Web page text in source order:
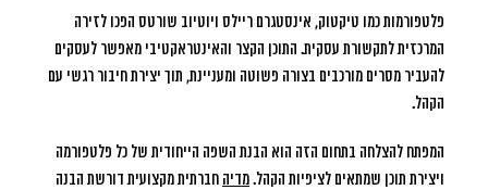
פלטפורמות כמו טיקטוק, אינסטגרם ריילס ויוטיוב שורטס הפכו לזירה
המרכזית לתקשורת עסקית. התוכן הקצר והאינטראקטיבי מאפשר לעסקים
להעביר מסרים מורכבים בצורה פשוטה ומעניינת, תוך יצירת חיבור רגשי עם
הקהל.
המפתח להצלחה בתחום הזה הוא הבנת השפה הייחודית של כל פלטפורמה
ויצירת תוכן שמתאים לציפיות הקהל.מדיה חברתית מקצועית דורשת הבנה